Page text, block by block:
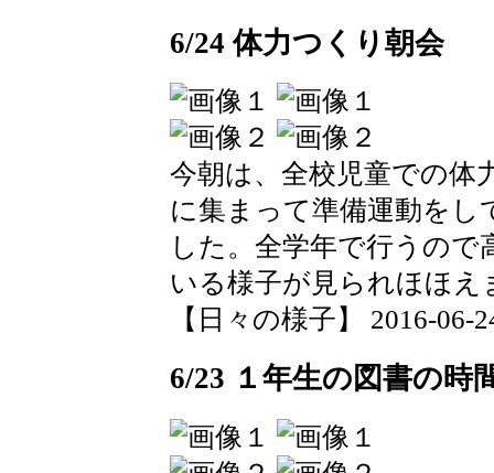
6/24 体力つくり朝会
今朝は、全校児童での体
に集まって準備運動を
した。全学年で行うの
いる様子が見られほほえ
【日々の様子】 2016-06-
6/23 １年生の図書の時